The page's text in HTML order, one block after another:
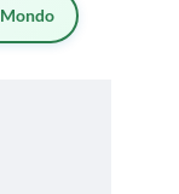
Mondo